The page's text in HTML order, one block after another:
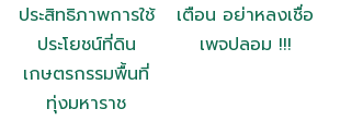
for:
ประสิทธิภาพการใช้
ประโยชน์ที่ดิน
เกษตรกรรมพื้นที่
ทุ่งมหาราช
เตือน อย่าหลงเชื่อ
เพจปลอม !!!